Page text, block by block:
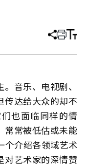
分
章
打 调
小
音乐、电视剧、
传达给大众的却不
也面临同样的情
常常被低估或未能
个介绍各领域艺术
对艺术家的深情赞